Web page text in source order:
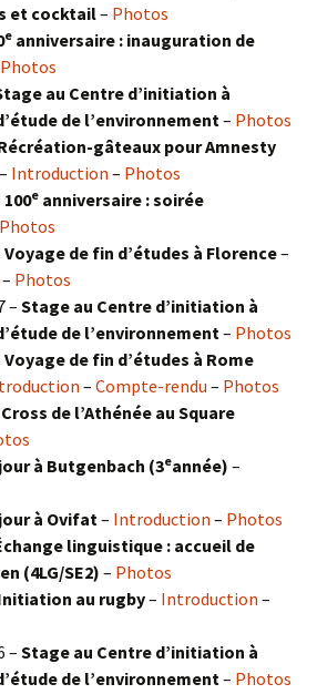
et cocktail– Photos
e anniversaire : inauguration de
Photos
au Centre d’initiation à
de l’environnement – Photos
gâteaux pour Amnesty
– Introduction – Photos
100e anniversaire : soirée
Photos
Voyage de fin d’études à Florence–
– Photos
– Stage au Centre d’initiation à
de l’environnement – Photos
Voyage de fin d’études à Rome
– Compte-rendu – Photos
Cross de l’Athénée au Square
à Butgenbach (3eannée) –
à Ovifat – Introduction – Photos
linguistique : accueil de
(4LG/SE2) – Photos
au rugby– Introduction –
– Stage au Centre d’initiation à
de l’environnement – Photos